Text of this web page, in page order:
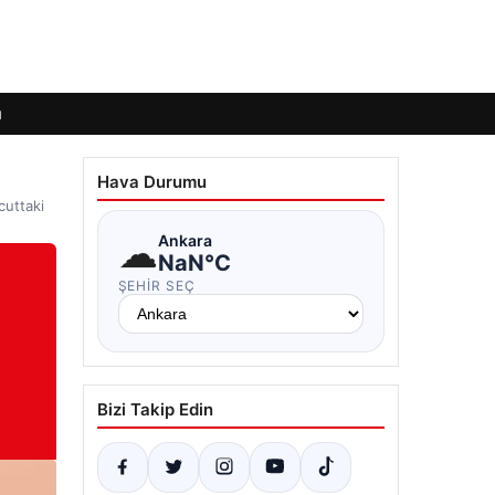
Hava Durumu
☁Ankara
NaN°C
ŞEHIR SEÇ
Bizi Takip Edin